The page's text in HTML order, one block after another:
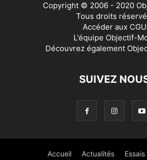
Copyright © 2006 - 2020
Tous droits
Accéder aux CGU
L'équipe Objectif-
Découvrez également
SUIVEZ
Accueil Actualités